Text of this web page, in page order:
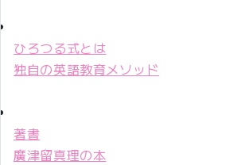
ひろつる式とは
独自の英語教育メソッド
著書
廣津留真理の本